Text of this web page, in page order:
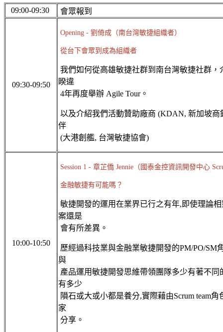
09:00-09:30 會眾報到
09:30-09:50
Opening - 劉倚成（南台灣敏捷組織者）
從台下會眾到成為組織者
我們如何從高雄敏捷社群到南台灣敏捷社群，
睽違
4年再度舉辦 Agile Tour。
以及介紹我們活動贊助廠商 (KDAN, 新加坡
伴
(大港創艦, 台灣敏捷協會)
10:00-10:50
Session 1 - 章芷僑 Jennie（國泰金控資訊開發中心
金融敏捷有可能嗎？
敏捷開發的運用在業界已行之有年,即使理論
案還是
會有所差異。
歷經過科技業與金融業敏捷開發的PM/PO/SM
與
產品運用敏捷開發思維帶領團隊多少有著不
有多少
隕石或大或小都是養分,實際藉由Scrum team
家
分享。